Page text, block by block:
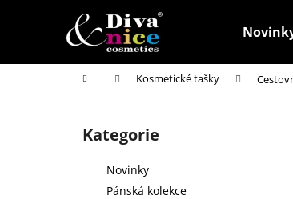
Domů Kosmetické tašky
Přeskočit
kategorie
Kategorie
Novinky
Pánská kolekce
í
Zpět
do
Zpět
do